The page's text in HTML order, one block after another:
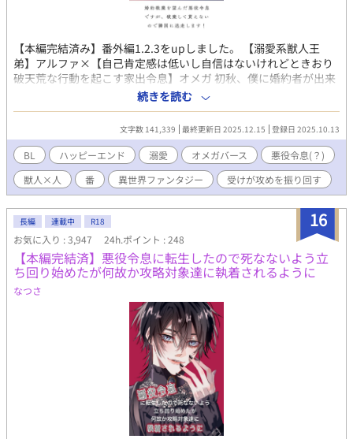
【本編完結済み】番外編1.2.3をupしました。 【溺愛系獣人王
弟】アルファ×【自己肯定感は低いし自信はないけれどときおり
破天荒な行動を起こす家出令息】オメガ 初秋、僕に婚約者が出来
た。穏やかで優しげな公爵令息だ。恋のトキメキはなくても、こ
の人となら穏やかな夫夫生活が送れるかもれないと、僕は期待し
た。そんなものははなから僕にはないのだと、現実を見せつけら
れるように学園の東屋で抱きしめ合う恋人同士――婚約者とその
幼なじみの令嬢の姿を見た。 やってられるか！ 好きな相手がい
るなら婚約を解消してその人と添えば良いと婚約者に伝えても
「傷つけるつもりはなかった」だの「不甲斐ない婚約者ですまな
い」だのと言い訳ばかり。おまけに学園で僕が恋人同士を権力で
引き裂いたと噂が流れた。よーし、婚約破棄だ！ 教本にぴった
りな物語を見つけた僕は「悪役令息」になってやる。 無事？ 婚
約破棄した後は、国を飛び出し世界を見に行こう！ オメガとい
っても、僕のフェロモンは微弱すぎて誰にも感じ取れないし、発
情期だって来たことがない。オメガの弱点がなければベータとし
て薬師見習いになってもいい。さあ、隣国へ出発だ！ と意気込
んだ僕の前に、盗賊が現れた。腕力も頭脳もなく出来る事といっ
たら薬草を育てることと調薬くらいの僕が選べるのは、「死」か
「死んだほうがマシ」の二択だけ。せっかく自由になれたのにと
絶望しているその時、僕の前に現れたのは……。溺愛獣人王弟×
自己肯定感は低いし自信はないけれどときおり破天荒な行動を起
こす家出令息のオメガバース。 11/1から始まりました、「第13回
BL大賞」に参加しています。投票、ブクマ、いいね、しおり、感
想などで応援していただけると嬉しいです！最後まで頑張りま
続きを読む
文字数 141,339 最終更新日 2025.12.15 登録日 2025.10.13
BL ハッピーエンド 溺愛 オメガバース
悪役令息(？)
獣人×人
番 異世界ファンタジー 受けが攻めを振り回す
16
長編 連載中 R18
お気に入り : 3,947 24h.ポイント : 248
【本編完結済】悪役令息に転生したので死なないよう立
ち回り始めたが何故か攻略対象達に執着されるように
なつさ